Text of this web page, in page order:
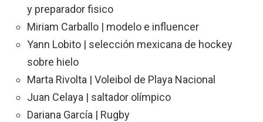
y preparador fisico
Miriam Carballo | modelo e influencer
Yann Lobito | selección mexicana de hockey
sobre hielo
Marta Rivolta | Voleibol de Playa Nacional
Juan Celaya | saltador olímpico
Dariana García | Rugby